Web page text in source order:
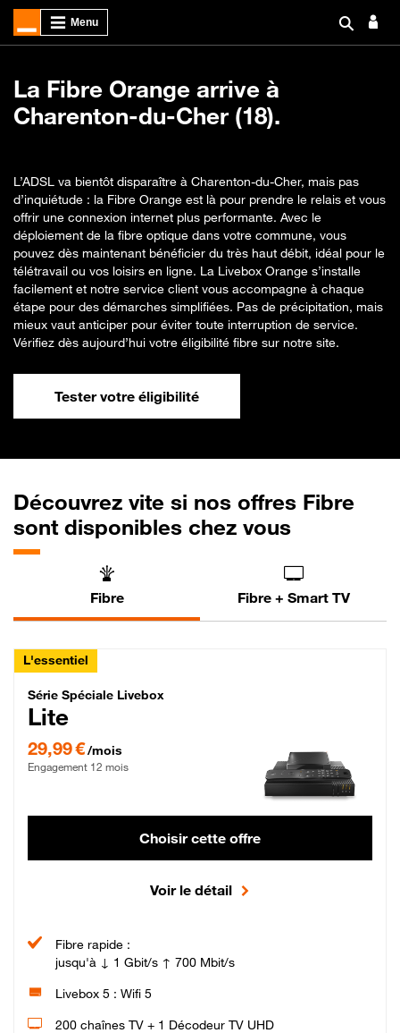
La Fibre Orange arrive à
Charenton-du-Cher (18).
L’ADSL va bientôt disparaître à Charenton-du-Cher, mais pas
d’inquiétude : la Fibre Orange est là pour prendre le relais et vous
offrir une connexion internet plus performante. Avec le
déploiement de la fibre optique dans votre commune, vous
pouvez dès maintenant bénéficier du très haut débit, idéal pour le
télétravail ou vos loisirs en ligne. La Livebox Orange s’installe
facilement et notre service client vous accompagne à chaque
étape pour des démarches simplifiées. Pas de précipitation, mais
mieux vaut anticiper pour éviter toute interruption de service.
Vérifiez dès aujourd’hui votre éligibilité fibre sur notre site.
Tester votre éligibilité
Découvrez vite si nos offres Fibre
sont disponibles chez vous
Fibre Fibre + Smart TV
L'essentiel
Série Spéciale Livebox Lite Fibre
Série Spéciale Livebox
Lite
29,99 €/mois
Engagement 12 mois
Choisir cette offre
Voir le détail
Fibre rapide :
jusqu'à ↓ 1 Gbit/s ↑ 700 Mbit/s
Livebox 5 : Wifi 5
200 chaînes TV + 1 Décodeur TV UHD